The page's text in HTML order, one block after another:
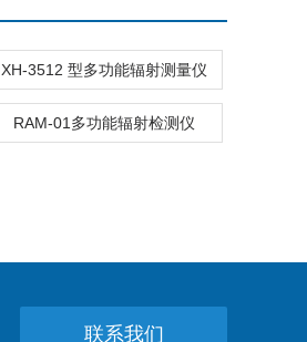
XH-3512 型多功能辐射测量仪
RAM-01多功能辐射检测仪
联系我们